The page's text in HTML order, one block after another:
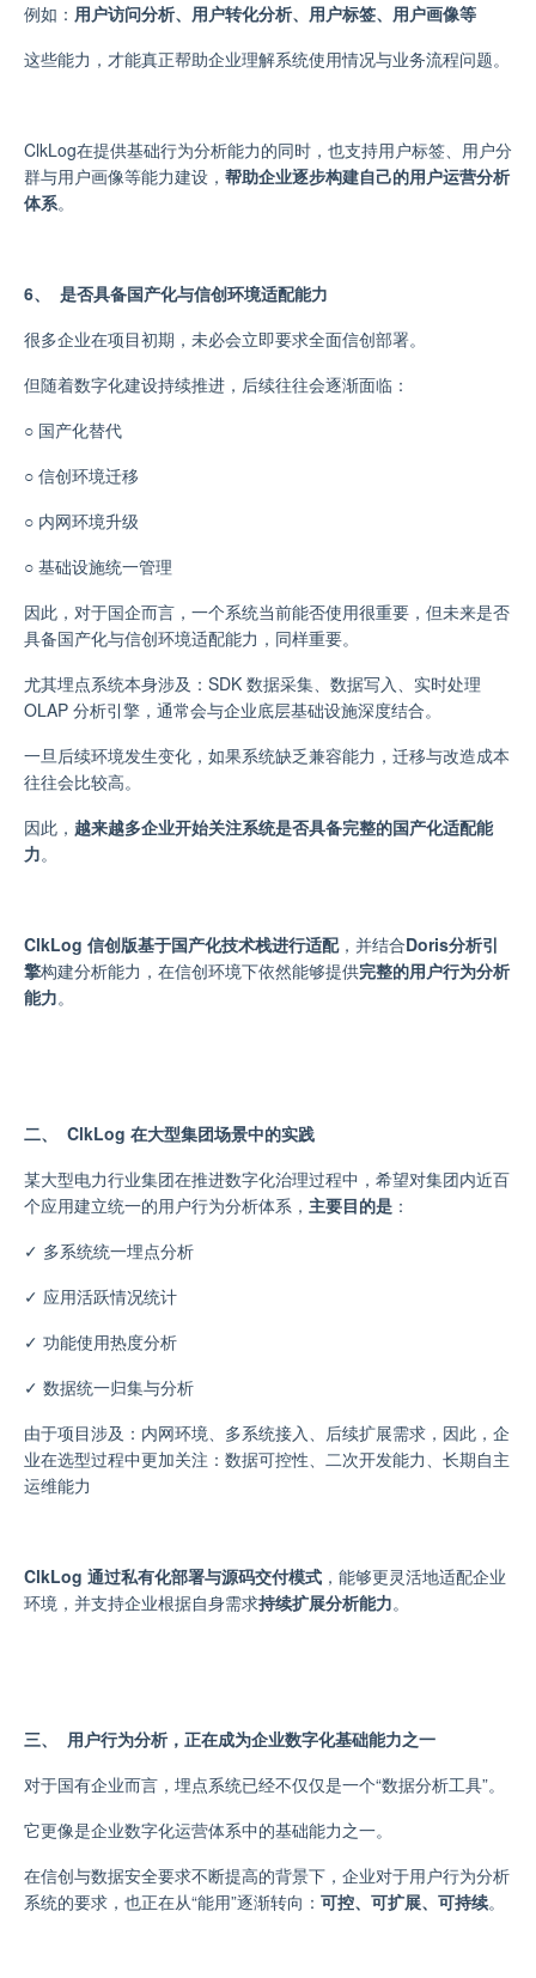
例如： 用户访问分析、用户转化分析、用户标签、用户画像等
这些能力，才能真正帮助企业理解系统使用情况与业务流程问题。
ClkLog在提供基础行为分析能力的同时，也支持用户标签、用户分
群与用户画像等能力建设 ， 帮助企业逐步构建自己的用户运营分析
体系。
6、 是否具备国产化与信创环境适配能力
很多企业在项目初期，未必会立即要求全面信创部署。
但随着数字化建设持续推进，后续往往会逐渐面临：
○ 国产化替代
○ 信创环境迁移
○ 内网环境升级
○ 基础设施统一管理
因此，对于国企而言，一个系统当前能否使用很重要，但未来是否
具备国产化与信创环境适配能力，同样重要。
尤其埋点系统本身涉及：SDK 数据采集
数据写入
实时处理
OLAP 分析引擎 ， 通常会与企业底层基础设施深度结合。
一旦后续环境发生变化，如果系统缺乏兼容能力，迁移与改造成本
往往会比较高。
因此， 越来越多企业开始关注系统是否具备完整的国产化适配能
力。
ClkLog 信创版基于国产化技术栈进行适配，并结合Doris分析引
擎构建分析能力，在信创环境下依然能够提供完整的用户行为分析
能力。
二、 ClkLog 在大型集团场景中的实践
某大型电力行业集团在推进数字化治理过程中，希望对集团内近百
个应用建立统一的用户行为分析体系 ， 主要目的是 ：
✓ 多系统统一埋点分析
✓ 应用活跃情况统计
✓ 功能使用热度分析
✓ 数据统一归集与分析
由于项目涉及：内网环境、多系统接入、后续扩展需求，因此，企
业在选型过程中更加关注：数据可控性
二次开发能力
长期自主
运维能力
ClkLog 通过私有化部署与源码交付模式 ，能够更灵活地适配企业
环境，并支持企业根据自身需求持续扩展分析能力。
三、 用户行为分析，正在成为企业数字化基础能力之一
对于国有企业而言，埋点系统已经不仅仅是一个“数据分析工具”。
它更像是企业数字化运营体系中的基础能力之一。
在信创与数据安全要求不断提高的背景下，企业对于用户行为分析
系统的要求，也正在从“能用”逐渐转向： 可控、可扩展、可持续。